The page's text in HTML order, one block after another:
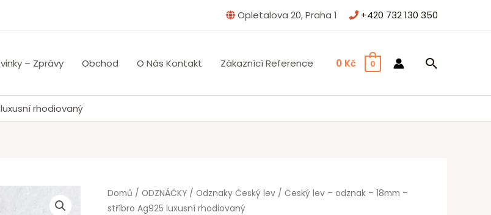
Opletalova 20, Praha 1 +420 732 130 350
– Zprávy Obchod O Nás Kontakt Zákaznící Reference 0 Kč 0
rhodiovaný
Domů /ODZNÁČKY /Odznaky Český lev / Český lev – odznak – 18mm –
stříbro Ag925 luxusní rhodiovaný